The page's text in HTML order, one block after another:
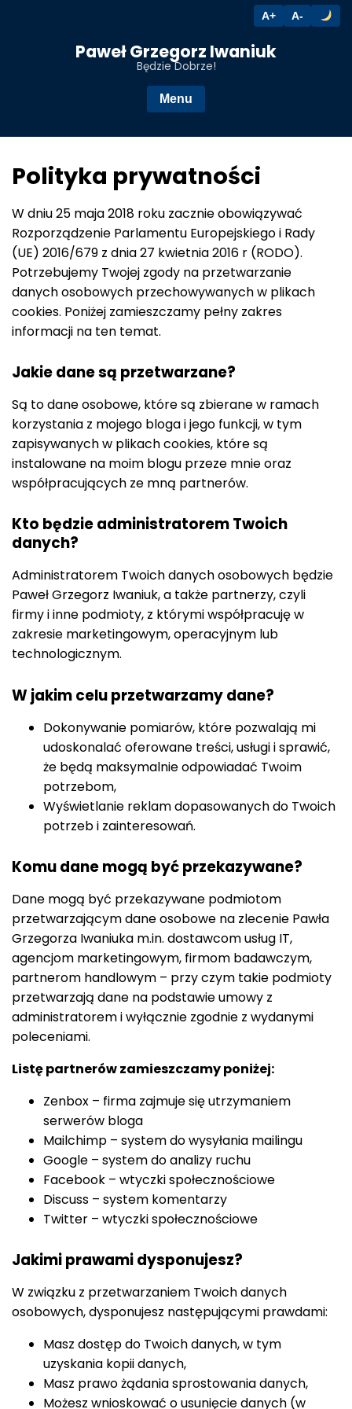
A+ A-
Paweł Grzegorz Iwaniuk
Będzie Dobrze!
Menu
Polityka prywatności
W dniu 25 maja 2018 roku zacznie obowiązywać
Rozporządzenie Parlamentu Europejskiego i Rady
(UE) 2016/679 z dnia 27 kwietnia 2016 r (RODO).
Potrzebujemy Twojej zgody na przetwarzanie
danych osobowych przechowywanych w plikach
cookies. Poniżej zamieszczamy pełny zakres
informacji na ten temat.
Jakie dane są przetwarzane?
Są to dane osobowe, które są zbierane w ramach
korzystania z mojego bloga i jego funkcji, w tym
zapisywanych w plikach cookies, które są
instalowane na moim blogu przeze mnie oraz
współpracujących ze mną partnerów.
Kto będzie administratorem Twoich
danych?
Administratorem Twoich danych osobowych będzie
Paweł Grzegorz Iwaniuk, a także partnerzy, czyli
firmy i inne podmioty, z którymi współpracuję w
zakresie marketingowym, operacyjnym lub
technologicznym.
W jakim celu przetwarzamy dane?
Dokonywanie pomiarów, które pozwalają mi
udoskonalać oferowane treści, usługi i sprawić,
że będą maksymalnie odpowiadać Twoim
potrzebom,
Wyświetlanie reklam dopasowanych do Twoich
potrzeb i zainteresowań.
Komu dane mogą być przekazywane?
Dane mogą być przekazywane podmiotom
przetwarzającym dane osobowe na zlecenie Pawła
Grzegorza Iwaniuka m.in. dostawcom usług IT,
agencjom marketingowym, firmom badawczym,
partnerom handlowym – przy czym takie podmioty
przetwarzają dane na podstawie umowy z
administratorem i wyłącznie zgodnie z wydanymi
poleceniami.
Listę partnerów zamieszczamy poniżej:
Zenbox – firma zajmuje się utrzymaniem
serwerów bloga
Mailchimp – system do wysyłania mailingu
Google – system do analizy ruchu
Facebook – wtyczki społecznościowe
Discuss – system komentarzy
Twitter – wtyczki społecznościowe
Jakimi prawami dysponujesz?
W związku z przetwarzaniem Twoich danych
osobowych, dysponujesz następującymi prawdami:
Masz dostęp do Twoich danych, w tym
uzyskania kopii danych,
Masz prawo żądania sprostowania danych,
Możesz wnioskować o usunięcie danych (w